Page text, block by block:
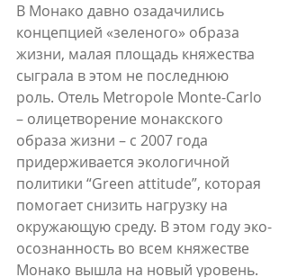
В Монако давно озадачились
концепцией «зеленого» образа
жизни, малая площадь княжества
сыграла в этом не последнюю
роль. Отель Metropole Monte-Carlo
– олицетворение монакского
образа жизни – с 2007 года
придерживается экологичной
политики “Green attitude”, которая
помогает снизить нагрузку на
окружающую среду. В этом году эко-
осознанность во всем княжестве
Монако вышла на новый уровень.